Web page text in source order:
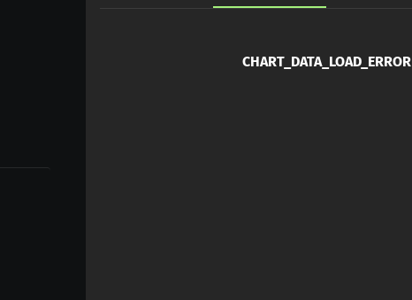
CHART_DATA_LOAD_ERROR